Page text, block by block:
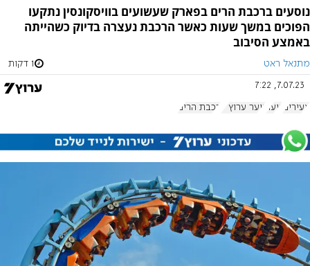
נוסעים ברכבת הרים בפארק שעשועים בוויסקונסין נתקעו
הפוכים במשך שעות כאשר הרכבת נעצרה בדיוק כשהייתה
באמצע הסיבוב
מתנאל ראט 1 דקות
7.07.23, 7:22
צעירים נוער נוער ערוץ 7 רכבת הרים